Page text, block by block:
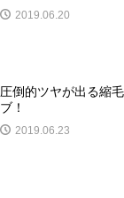
2019.06.20
圧倒的ツヤが出る縮
ブ！
2019.06.23